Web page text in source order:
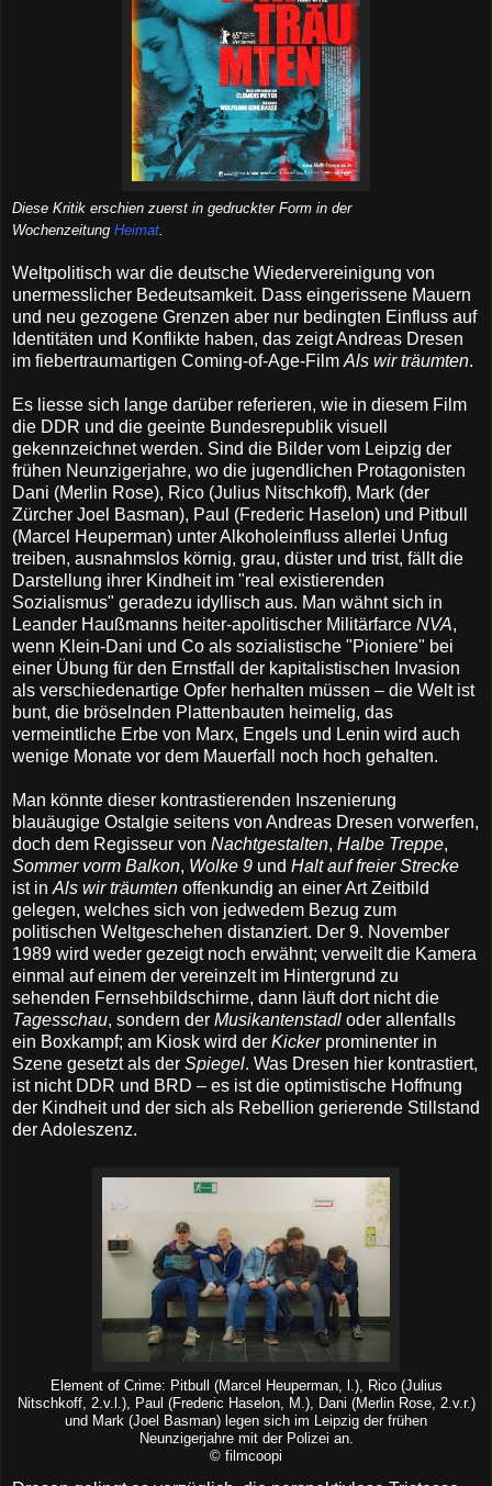
Diese Kritik erschien zuerst in gedruckter Form in der
Wochenzeitung Heimat.
Weltpolitisch war die deutsche Wiedervereinigung von
unermesslicher Bedeutsamkeit. Dass eingerissene Mauern
und neu gezogene Grenzen aber nur bedingten Einfluss auf
Identitäten und Konflikte haben, das zeigt Andreas Dresen
im fiebertraumartigen Coming-of-Age-Film Als wir träumten.
Es liesse sich lange darüber referieren, wie in diesem Film
die DDR und die geeinte Bundesrepublik visuell
gekennzeichnet werden. Sind die Bilder vom Leipzig der
frühen Neunzigerjahre, wo die jugendlichen Protagonisten
Dani (Merlin Rose), Rico (Julius Nitschkoff), Mark (der
Zürcher Joel Basman), Paul (Frederic Haselon) und Pitbull
(Marcel Heuperman) unter Alkoholeinfluss allerlei Unfug
treiben, ausnahmslos körnig, grau, düster und trist, fällt die
Darstellung ihrer Kindheit im "real existierenden
Sozialismus" geradezu idyllisch aus. Man wähnt sich in
Leander Haußmanns heiter-apolitischer Militärfarce NVA,
wenn Klein-Dani und Co als sozialistische "Pioniere" bei
einer Übung für den Ernstfall der kapitalistischen Invasion
als verschiedenartige Opfer herhalten müssen – die Welt ist
bunt, die bröselnden Plattenbauten heimelig, das
vermeintliche Erbe von Marx, Engels und Lenin wird auch
wenige Monate vor dem Mauerfall noch hoch gehalten.
Man könnte dieser kontrastierenden Inszenierung
blauäugige Ostalgie seitens von Andreas Dresen vorwerfen,
doch dem Regisseur von Nachtgestalten, Halbe Treppe,
Sommer vorm Balkon, Wolke 9 und Halt auf freier Strecke
ist in Als wir träumten offenkundig an einer Art Zeitbild
gelegen, welches sich von jedwedem Bezug zum
politischen Weltgeschehen distanziert. Der 9. November
1989 wird weder gezeigt noch erwähnt; verweilt die Kamera
einmal auf einem der vereinzelt im Hintergrund zu
sehenden Fernsehbildschirme, dann läuft dort nicht die
Tagesschau, sondern der Musikantenstadl oder allenfalls
ein Boxkampf; am Kiosk wird der Kickerprominenter in
Szene gesetzt als der Spiegel. Was Dresen hier kontrastiert,
ist nicht DDR und BRD – es ist die optimistische Hoffnung
der Kindheit und der sich als Rebellion gerierende Stillstand
der Adoleszenz.
Element of Crime: Pitbull (Marcel Heuperman, l.), Rico (Julius
Nitschkoff, 2.v.l.), Paul (Frederic Haselon, M.), Dani (Merlin Rose, 2.v.r.)
und Mark (Joel Basman) legen sich im Leipzig der frühen
Neunzigerjahre mit der Polizei an.
© filmcoopi